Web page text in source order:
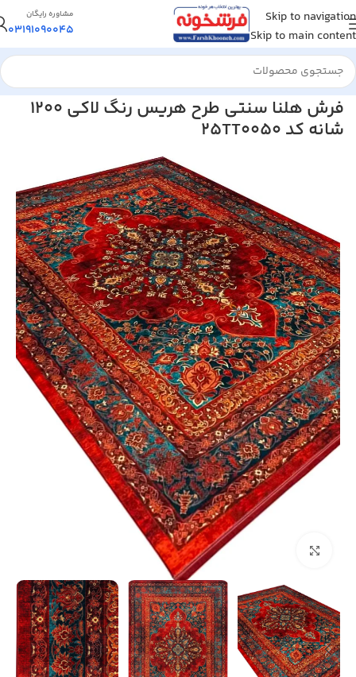
Skip to navigation
Skip to main content
مشاوره رایگان
03191090045
خانه/فرش ماشینی/فرش 1200 شانه
فرش هلنا سنتی طرح هریس رنگ لاکی 1200
شانه کد 25TT0050
بزرگنمایی تصویر